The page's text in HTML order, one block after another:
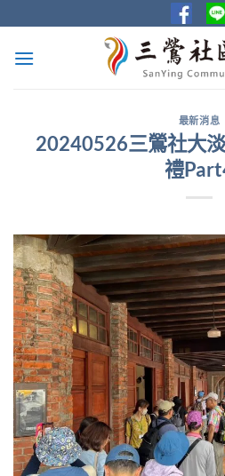
to
content
最新消息
20240526三鶯社大
禮